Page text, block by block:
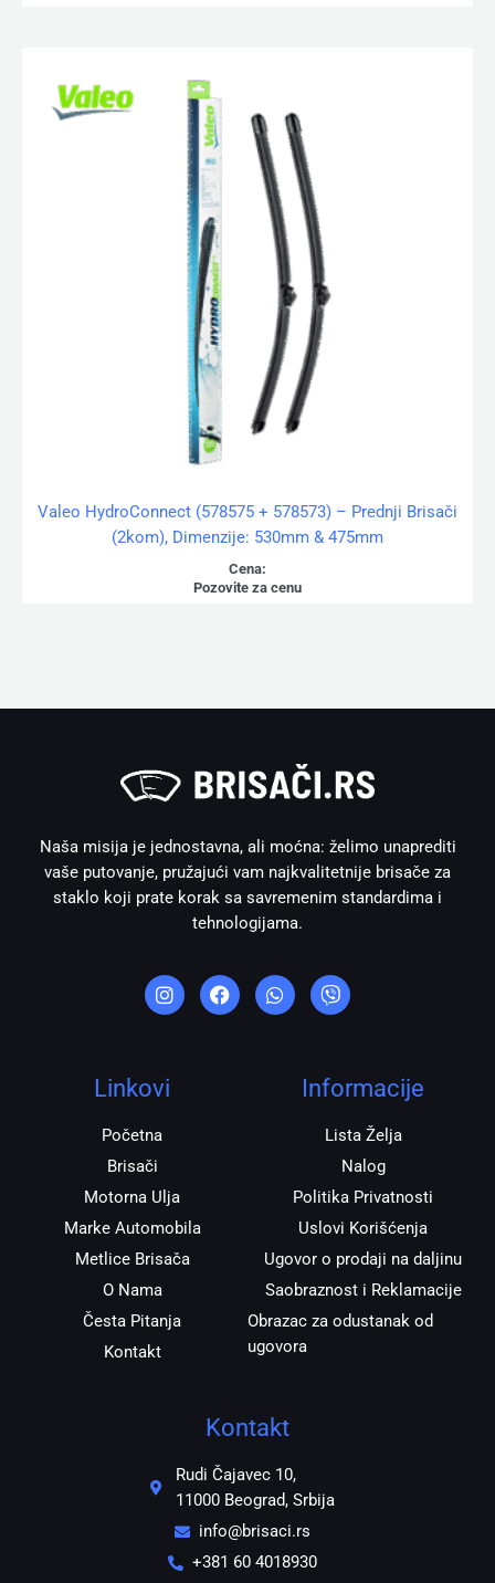
Valeo HydroConnect (578575 + 578573) – Prednji Brisači
(2kom), Dimenzije: 530mm & 475mm
Cena:
Pozovite za cenu
Naša misija je jednostavna, ali moćna: želimo unaprediti
vaše putovanje, pružajući vam najkvalitetnije brisače za
staklo koji prate korak sa savremenim standardima i
tehnologijama.
n
s
t
r
a
a
c
e
h
a
t
i
b
e
Linkovi
Početna
Brisači
Motorna Ulja
Marke Automobila
Metlice Brisača
O Nama
Česta Pitanja
Kontakt
Informacije
Lista Želja
Nalog
Politika Privatnosti
Uslovi Korišćenja
Ugovor o prodaji na daljinu
Saobraznost i Reklamacije
Obrazac za odustanak od
ugovora
Kontakt
Rudi Čajavec 10,
11000 Beograd, Srbija
info@brisaci.rs
+381 60 4018930